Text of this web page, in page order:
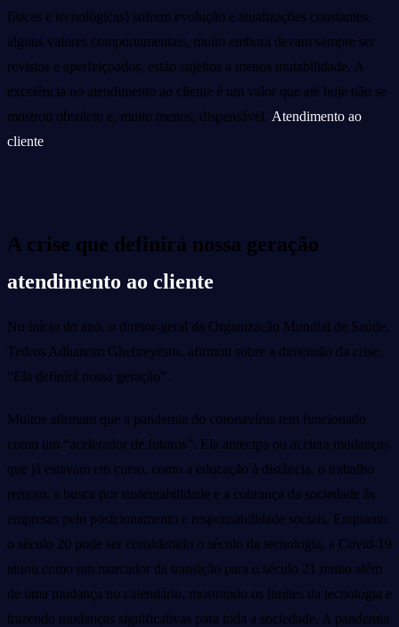
físicas e tecnológicas) sofrem evolução e atualizações constantes,
alguns valores comportamentais, muito embora devam sempre ser
revistos e aperfeiçoados, estão sujeitos a menos mutabilidade. A
excelência no atendimento ao cliente é um valor que até hoje não se
mostrou obsoleto e, muito menos, dispensável. Atendimento ao
cliente
A crise que definirá nossa geração
atendimento ao cliente
No início do ano, o diretor-geral da Organização Mundial de Saúde,
Tedros Adhanom Ghebreyesus, afirmou sobre a dimensão da crise:
“Ela definirá nossa geração”.
Muitos afirmam que a pandemia do coronavírus tem funcionado
como um “acelerador de futuros”. Ela antecipa ou acelera mudanças
que já estavam em curso, como a educação à distância, o trabalho
remoto, a busca por sustentabilidade e a cobrança da sociedade às
empresas pelo posicionamento e responsabilidade sociais. Enquanto
o século 20 pode ser considerado o século da tecnologia, a Covid-19
atuou como um marcador da transição para o século 21 muito além
de uma mudança no calendário, mostrando os limites da tecnologia e
trazendo mudanças significativas para toda a sociedade. A pandemia